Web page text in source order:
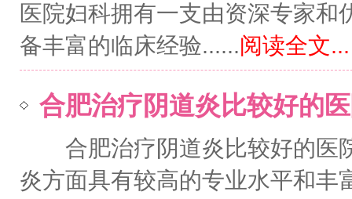
医院妇科拥有一支由资深专家
备丰富的临床经验......阅读全文...
合肥治疗阴道炎比较好的
合肥治疗阴道炎比较好的医
炎方面具有较高的专业水平和丰